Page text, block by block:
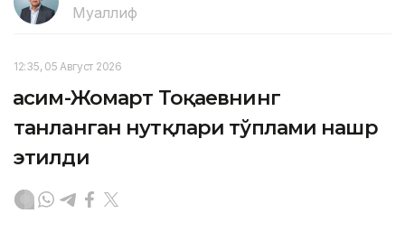
Муаллиф
12:35, 05 Август 2026
Қасим-Жомарт Тоқаевнинг
танланган нутқлари тўплами нашр
этилди